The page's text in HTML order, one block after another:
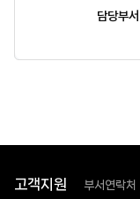
담당부서
고객지원 부서연락처